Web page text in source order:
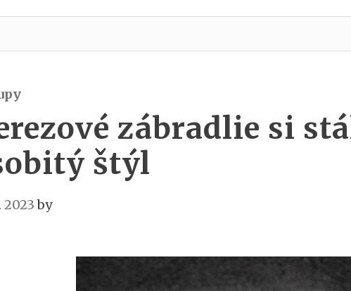
zábradlie si
štýl
2023by